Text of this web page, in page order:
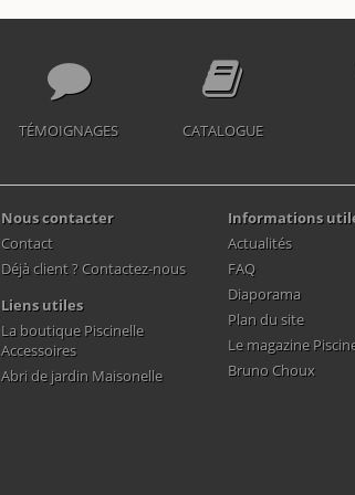
TÉMOIGNAGES CATALOGUE
Nous contacter
Contact
Déjà client ? Contactez-nous
Liens utiles
La boutique Piscinelle
Accessoires
Abri de jardin Maisonelle
Informations
Actualités
FAQ
Diaporama
Plan du site
Le magazine
Bruno Choux